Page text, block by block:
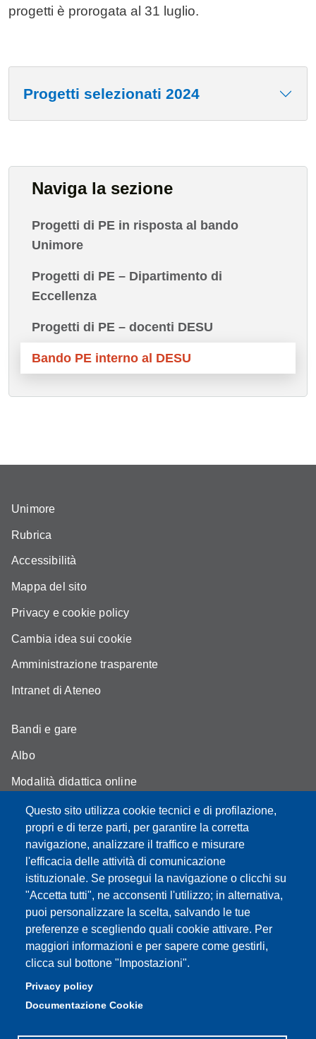
progetti è prorogata al 31 luglio.
Progetti selezionati 2024
Naviga la sezione
Progetti di PE in risposta al bando
Unimore
Progetti di PE – Dipartimento di
Eccellenza
Progetti di PE – docenti DESU
Bando PE interno al DESU
Questo sito utilizza cookie tecnici e di profilazione,
propri e di terze parti, per garantire la corretta
navigazione, analizzare il traffico e misurare
l'efficacia delle attività di comunicazione
istituzionale. Se prosegui la navigazione o clicchi su
"Accetta tutti", ne acconsenti l'utilizzo; in alternativa,
puoi personalizzare la scelta, salvando le tue
preferenze e scegliendo quali cookie attivare. Per
maggiori informazioni e per sapere come gestirli,
clicca sul bottone "Impostazioni".
Privacy policy
Documentazione Cookie
Unimore
Rubrica
Accessibilità
Mappa del sito
Privacy e cookie policy
Cambia idea sui cookie
Amministrazione trasparente
Intranet di Ateneo
Bandi e gare
Albo
Modalità didattica online
Segreteria studenti
Assicurazione qualità
Partita IVA: 00427620364
Dipartimento di Educazione e Scienze Umane
Sede: Viale Timavo 93 - 42121 Reggio nell'Emilia
Area Didattica: didattica.desu@unimore.it
Segreteria: segreteria.educazione@unimore.it
Telefono: 0522/523611 (portineria)